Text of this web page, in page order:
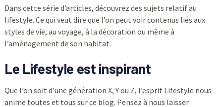
Dans cette série d’articles, découvrez des sujets relatif au
lifestyle. Ce qui veut dire que l’on peut voir contenus liés aux
styles de vie, au voyage, à la décoration ou même à
l’aménagement de son habitat.
Le Lifestyle est inspirant
Que l’on soit d’une génération X, Y ou Z, l’esprit Lifestyle nous
anime toutes et tous sur ce blog. Pensez à nous laisser